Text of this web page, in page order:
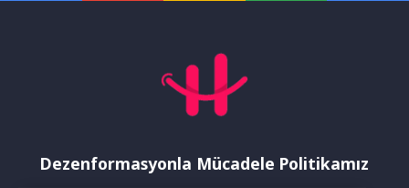
Dezenformasyonla Mücadele Politikamız